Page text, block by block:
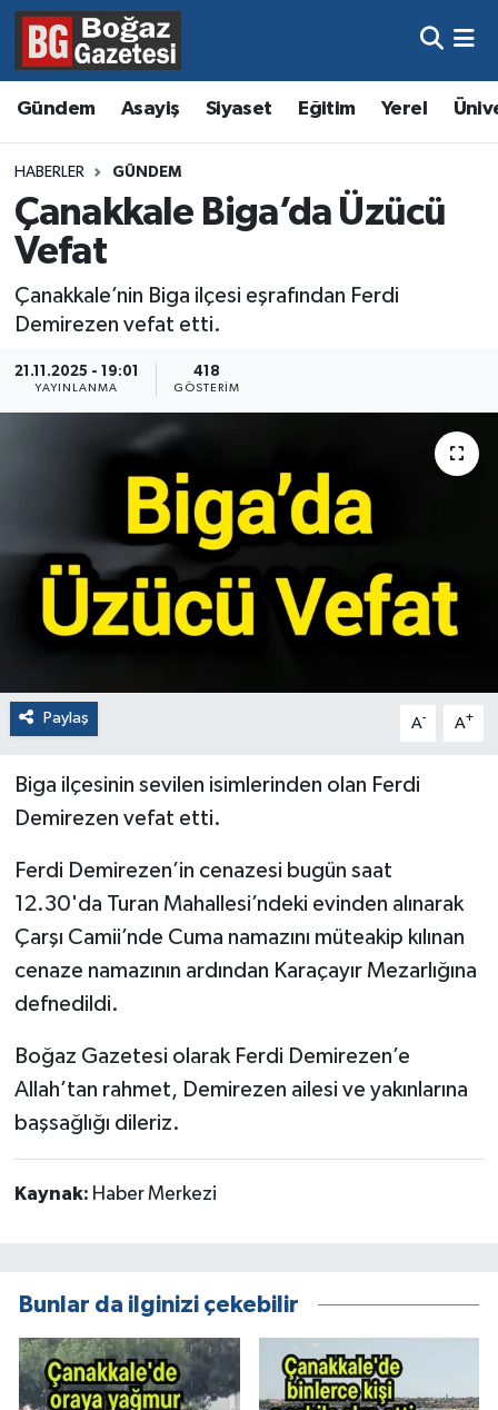
Gündem Asayiş Siyaset Eğitim Yerel
HABERLER GÜNDEM
Çanakkale Biga’da Üzücü
Vefat
Çanakkale’nin Biga ilçesi eşrafından Ferdi
Demirezen vefat etti.
21.11.2025 - 19:01
YAYINLANMA
418
GÖSTERIM
Paylaş A- A+
Biga ilçesinin sevilen isimlerinden olan Ferdi
Demirezen vefat etti.
Ferdi Demirezen’in cenazesi bugün saat
12.30'da Turan Mahallesi’ndeki evinden alınarak
Çarşı Camii’nde Cuma namazını müteakip kılınan
cenaze namazının ardından Karaçayır Mezarlığına
defnedildi.
Boğaz Gazetesi olarak Ferdi Demirezen’e
Allah’tan rahmet, Demirezen ailesi ve yakınlarına
başsağlığı dileriz.
Kaynak: Haber Merkezi
Bunlar da ilginizi çekebilir
Asayiş
Eğitim
Ekonomi
Gündem
Kültür ve Sanat
Magazin
Resmi İlanlar
Hava Durumu
Trafik Durumu
Süper Lig Puan Durumu ve Fikstür
Tüm Manşetler
Son Dakika Haberleri
Haber Arşivi